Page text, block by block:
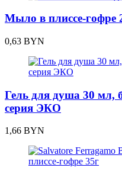
Мыло в плиссе-гофре
0,63 BYN
Гель для душа 30 мл,
серия ЭКО
1,66 BYN